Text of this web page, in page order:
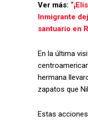
Ver más:
Inmigrante
santuario en
En la última
hermana
zapatos que
Estas